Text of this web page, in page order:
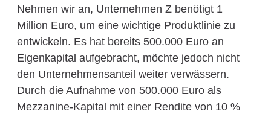
Nehmen wir an, Unternehmen Z benötigt 1
Million Euro, um eine wichtige Produktlinie zu
entwickeln. Es hat bereits 500.000 Euro an
Eigenkapital aufgebracht, möchte jedoch nicht
den Unternehmensanteil weiter verwässern.
Durch die Aufnahme von 500.000 Euro als
Mezzanine-Kapital mit einer Rendite von 10 %